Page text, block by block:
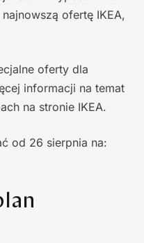
ofertę IKEA,
oferty dla
informacji na temat
na stronie IKEA.
od 26 sierpnia na: